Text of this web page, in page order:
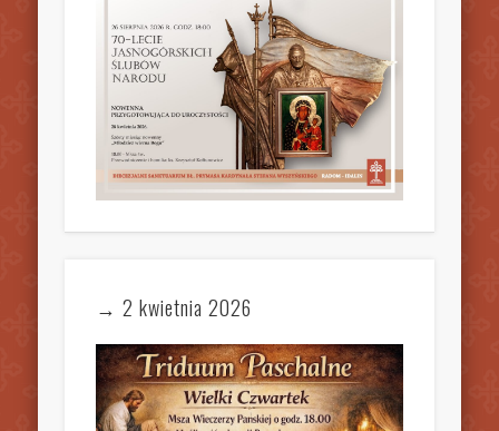
→ 2 kwietnia 2026